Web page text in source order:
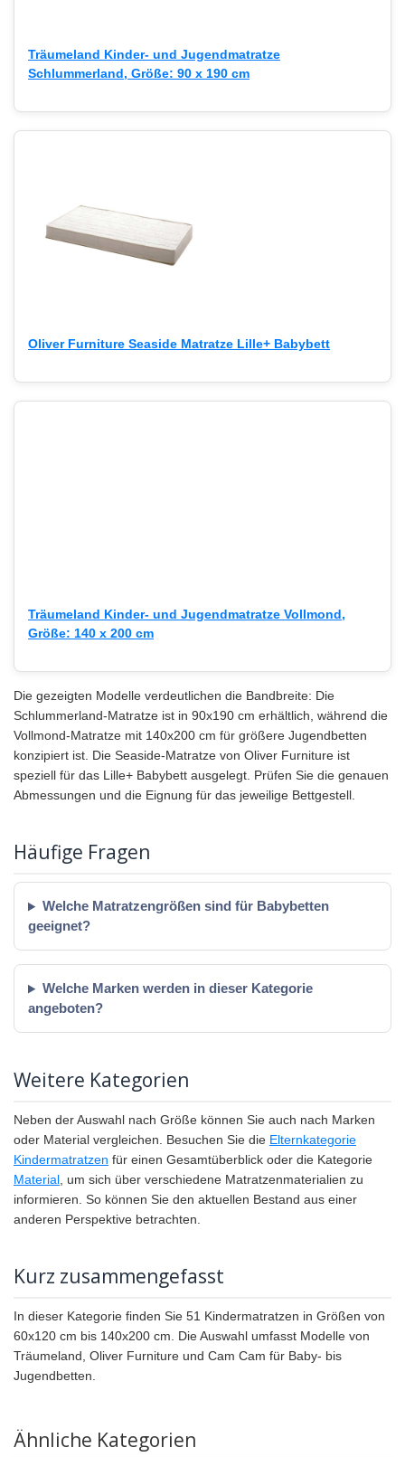
Träumeland Kinder- und Jugendmatratze
Schlummerland, Größe: 90 x 190 cm
Oliver Furniture Seaside Matratze Lille+ Babybett
Träumeland Kinder- und Jugendmatratze Vollmond,
Größe: 140 x 200 cm
Die gezeigten Modelle verdeutlichen die Bandbreite: Die
Schlummerland-Matratze ist in 90x190 cm erhältlich, während die
Vollmond-Matratze mit 140x200 cm für größere Jugendbetten
konzipiert ist. Die Seaside-Matratze von Oliver Furniture ist
speziell für das Lille+ Babybett ausgelegt. Prüfen Sie die genauen
Abmessungen und die Eignung für das jeweilige Bettgestell.
Häufige Fragen
Welche Matratzengrößen sind für Babybetten
geeignet?
Welche Marken werden in dieser Kategorie
angeboten?
Weitere Kategorien
Neben der Auswahl nach Größe können Sie auch nach Marken
oder Material vergleichen. Besuchen Sie die Elternkategorie
Kindermatratzen für einen Gesamtüberblick oder die Kategorie
Material, um sich über verschiedene Matratzenmaterialien zu
informieren. So können Sie den aktuellen Bestand aus einer
anderen Perspektive betrachten.
Kurz zusammengefasst
In dieser Kategorie finden Sie 51 Kindermatratzen in Größen von
60x120 cm bis 140x200 cm. Die Auswahl umfasst Modelle von
Träumeland, Oliver Furniture und Cam Cam für Baby- bis
Jugendbetten.
Ähnliche Kategorien